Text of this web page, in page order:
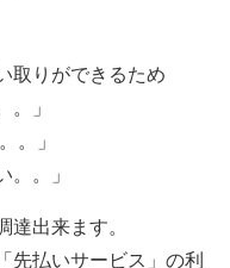
取りができるため
。」
。」
。。」
達出来ます。
先払いサービス」の利